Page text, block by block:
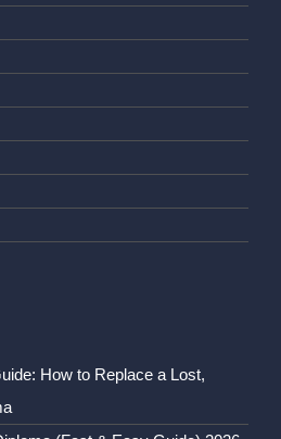
How to Replace a Lost,